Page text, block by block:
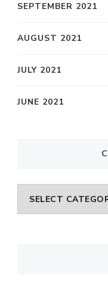
SEPTEMBER 2021
AUGUST 2021
JULY 2021
JUNE 2021
CHUYÊN
MỤC